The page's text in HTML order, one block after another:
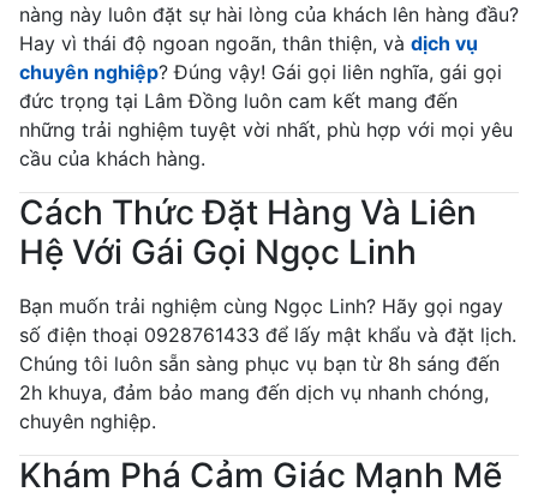
nàng này luôn đặt sự hài lòng của khách lên hàng đầu?
Hay vì thái độ ngoan ngoãn, thân thiện, và dịch vụ
chuyên nghiệp? Đúng vậy! Gái gọi liên nghĩa, gái gọi
đức trọng tại Lâm Đồng luôn cam kết mang đến
những trải nghiệm tuyệt vời nhất, phù hợp với mọi yêu
cầu của khách hàng.
Cách Thức Đặt Hàng Và Liên
Hệ Với Gái Gọi Ngọc Linh
Bạn muốn trải nghiệm cùng Ngọc Linh? Hãy gọi ngay
số điện thoại 0928761433 để lấy mật khẩu và đặt lịch.
Chúng tôi luôn sẵn sàng phục vụ bạn từ 8h sáng đến
2h khuya, đảm bảo mang đến dịch vụ nhanh chóng,
chuyên nghiệp.
Khám Phá Cảm Giác Mạnh Mẽ